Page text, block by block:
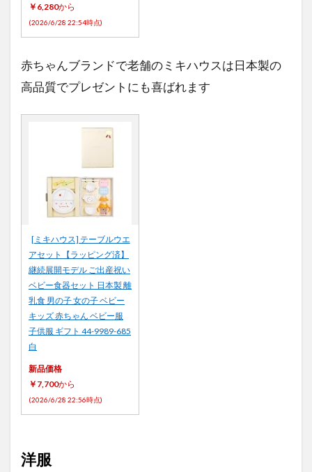
￥6,280から
(2026/6/28 22:54時点)
赤ちゃんブランドで老舗のミキハウスは日本製の
高品質でプレゼントにも喜ばれます
[ミキハウス] テーブルウエ
アセット【ラッピング済】
継続展開モデル ご出産祝い
ベビー食器セット 日本製 離
乳食 男の子 女の子 ベビー
キッズ 赤ちゃん ベビー服
子供服 ギフト 44-9989-685
白
新品価格
￥7,700から
(2026/6/28 22:56時点)
洋服